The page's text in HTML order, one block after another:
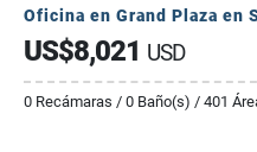
Oficina en Grand Plaza en
US$8,021 USD
0 Recámaras / 0 Baño(s) / 401